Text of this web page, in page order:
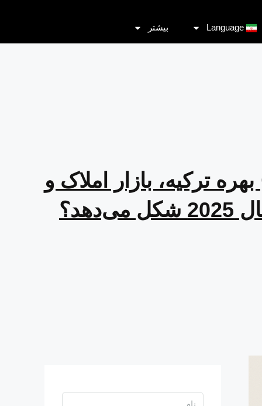
Language بیشتر
ترکیه، بازار املاک و